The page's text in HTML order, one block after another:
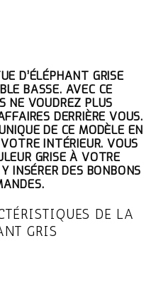
:
D’ÉLÉPHANT GRISE
BASSE. AVEC CE
NE VOUDREZ PLUS
DERRIÈRE VOUS.
DE CE MODÈLE EN
INTÉRIEUR. VOUS
GRISE À VOTRE
INSÉRER DES BONBONS
DE LA
GRIS